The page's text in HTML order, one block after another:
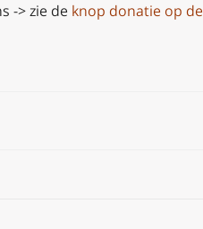
-> zie de knop donatie op de